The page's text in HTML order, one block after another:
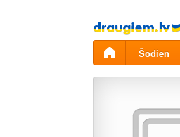
Pāriet
uz
saturu
Šodien